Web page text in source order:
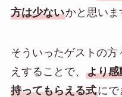
方は少ないかと思いま
そういったゲストの
えすることで、 より感
持ってもらえる式にで